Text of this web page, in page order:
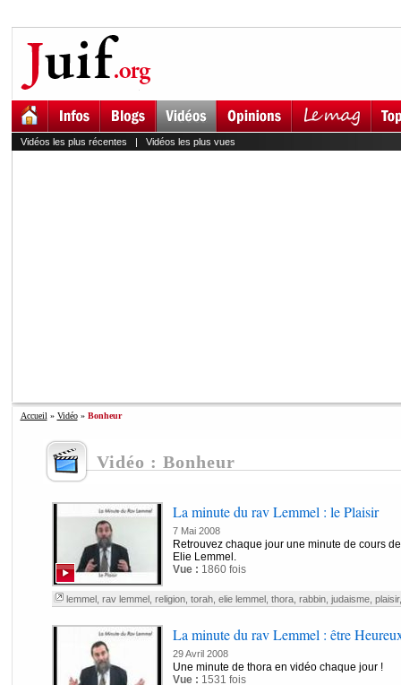
Vidéos les plus récentes | Vidéos les plus vues
Accueil » Vidéo» Bonheur
Vidéo : Bonheur
La minute du rav Lemmel : le Plaisir
7 Mai 2008
Retrouvez chaque jour une minute de cours
Elie Lemmel.
Vue : 1860 fois
lemmel, rav lemmel, religion, torah, elie lemmel, thora, rabbin, judaisme, plaisir
La minute du rav Lemmel : être
29 Avril 2008
Une minute de thora en vidéo chaque jour !
Vue : 1531 fois